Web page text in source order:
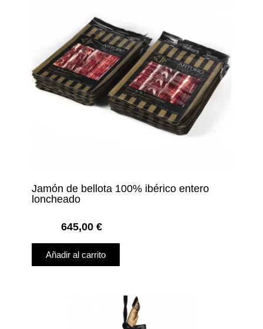
Jamón de bellota 100% ibérico entero
loncheado
645,00 €
Añadir al carrito